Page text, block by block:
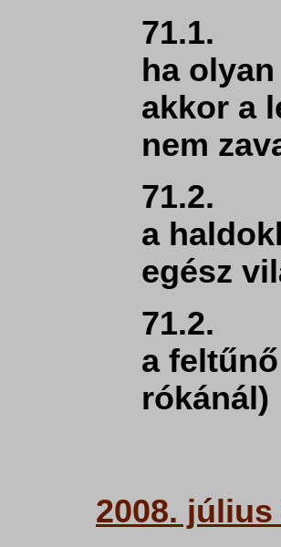
71.1.
ha
akkor a
nem
71.2.
a
egész
71.2.
a
rókánál)
2008. július